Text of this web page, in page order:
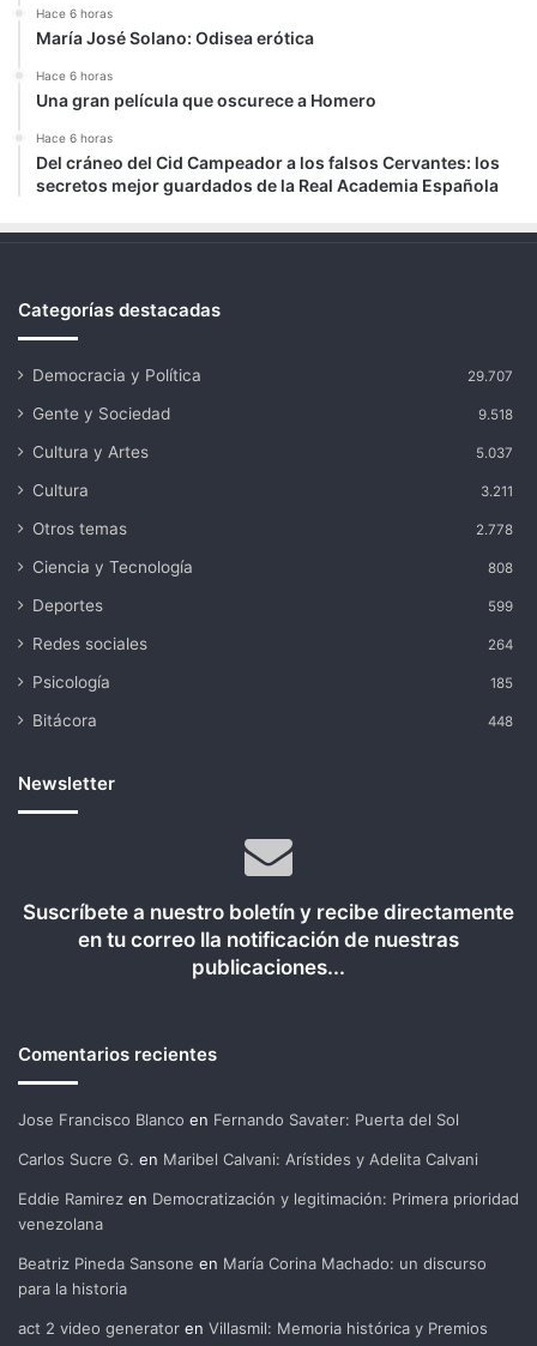
Hace 6 horas
María José Solano: Odisea erótica
Hace 6 horas
Una gran película que oscurece a Homero
Hace 6 horas
Del cráneo del Cid Campeador a los falsos Cervantes: los
secretos mejor guardados de la Real Academia Española
Categorías destacadas
Democracia y Política 29.707
Gente y Sociedad 9.518
Cultura y Artes 5.037
Cultura 3.211
Otros temas 2.778
Ciencia y Tecnología 808
Deportes 599
Redes sociales 264
Psicología 185
Bitácora 448
Newsletter
Suscríbete a nuestro boletín y recibe directamente
en tu correo lla notificación de nuestras
publicaciones...
Comentarios recientes
Jose Francisco Blanco en Fernando Savater: Puerta del Sol
Carlos Sucre G. en Maribel Calvani: Arístides y Adelita Calvani
Eddie Ramirez en Democratización y legitimación: Primera prioridad
venezolana
Beatriz Pineda Sansone en María Corina Machado: un discurso
para la historia
act 2 video generator en Villasmil: Memoria histórica y Premios